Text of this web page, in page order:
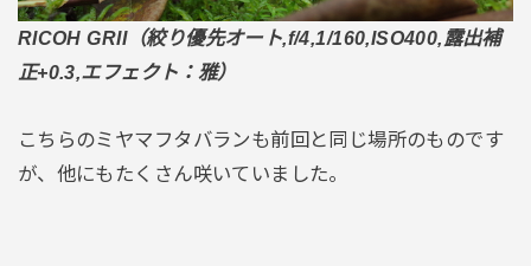
RICOH GRII（絞り優先オート,f/4,1/160,ISO400,露出補
正+0.3,エフェクト：雅）
こちらのミヤマフタバランも前回と同じ場所のものです
が、他にもたくさん咲いていました。